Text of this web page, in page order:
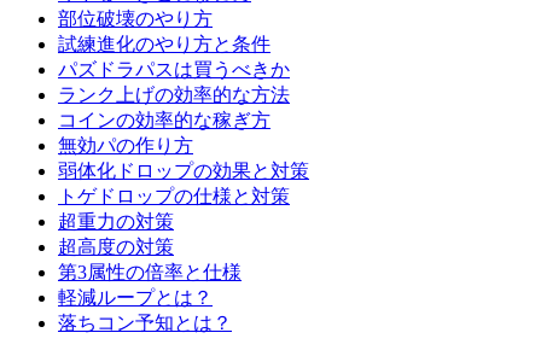
部位破壊のやり方
試練進化のやり方と条件
パズドラパスは買うべきか
ランク上げの効率的な方法
コインの効率的な稼ぎ方
無効パの作り方
弱体化ドロップの効果と対策
トゲドロップの仕様と対策
超重力の対策
超高度の対策
第3属性の倍率と仕様
軽減ループとは？
落ちコン予知とは？